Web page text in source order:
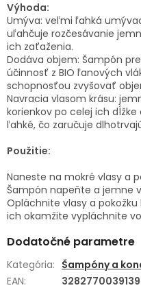
Výhoda:
Umýva: veľmi ľahká
uľahčuje rozčesávanie
ich zaťaženia.
Dodáva objem: Šampón
účinnosť z BIO ľanových
schopnosťou zvyšovať
Navracia vlasom krásu:
korienkov po celej ich
ľahké, čo zaručuje
Použitie:
Naneste na mokré vlasy a
Šampón napeňte a jemne
Opláchnite vlasy a
ich okamžite vypláchnite
Dodatočné parametre
Kategória: Šampóny a
EAN:
3282770039139